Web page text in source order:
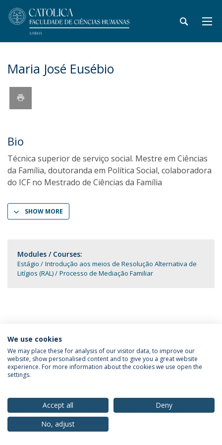
Maria José Eusébio
Bio
Técnica superior de serviço social. Mestre em Ciências
da Família, doutoranda em Política Social, colaboradora
do ICF no Mestrado de Ciências da Família
SHOW MORE
Modules / Courses:
Estágio
Introdução aos meios de Resolução Alternativa de
Litígios (RAL)
Processo de Mediação Familiar
Privacy Policy Terms & Conditions Rights of Data Subjects
© 2026 Universidade Católica Portuguesa
We use cookies
We may place these for analysis of our visitor data, to improve our
website, show personalised content and to give you a great website
experience. For more information about the cookies we use open the
settings.
Accept all
Deny
No, adjust